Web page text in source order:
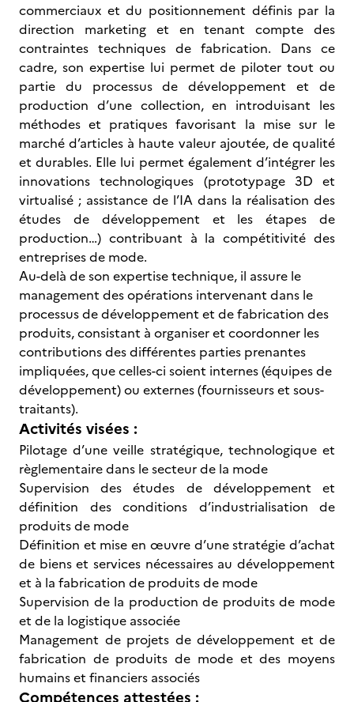
commerciaux et du positionnement définis par la
direction marketing et en tenant compte des
contraintes techniques de fabrication. Dans ce
cadre, son expertise lui permet de piloter tout ou
partie du processus de développement et de
production d’une collection, en introduisant les
méthodes et pratiques favorisant la mise sur le
marché d’articles à haute valeur ajoutée, de qualité
et durables. Elle lui permet également d’intégrer les
innovations technologiques (prototypage 3D et
virtualisé ; assistance de l’IA dans la réalisation des
études de développement et les étapes de
production…) contribuant à la compétitivité des
entreprises de mode.
Au-delà de son expertise technique, il assure le
management des opérations intervenant dans le
processus de développement et de fabrication des
produits, consistant à organiser et coordonner les
contributions des différentes parties prenantes
impliquées, que celles-ci soient internes (équipes de
développement) ou externes (fournisseurs et sous-
traitants).
Activités visées :
Pilotage d’une veille stratégique, technologique et
règlementaire dans le secteur de la mode
Supervision des études de développement et
définition des conditions d’industrialisation de
produits de mode
Définition et mise en œuvre d’une stratégie d’achat
de biens et services nécessaires au développement
et à la fabrication de produits de mode
Supervision de la production de produits de mode
et de la logistique associée
Management de projets de développement et de
fabrication de produits de mode et des moyens
humains et financiers associés